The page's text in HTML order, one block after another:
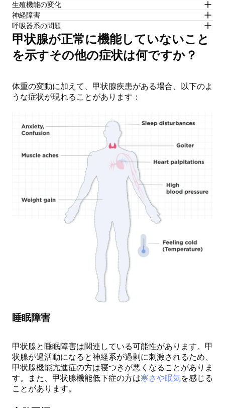
生殖機能の変化
神経障害
呼吸器系の問題
甲状腺が正常に機能していないこと
を示すその他の症状は何ですか？
体重の変動に加えて、甲状腺疾患がある場合、以下のよ
うな症状が現れることがあります：
睡眠障害
甲状腺と睡眠障害は関連している可能性があります。甲
状腺が過活動になると神経系が過剰に刺激されるため、
甲状腺機能亢進症の方は寝つきが悪くなることがありま
す。また、甲状腺機能低下症の方は寒さや眠気を感じる
ことがあります。